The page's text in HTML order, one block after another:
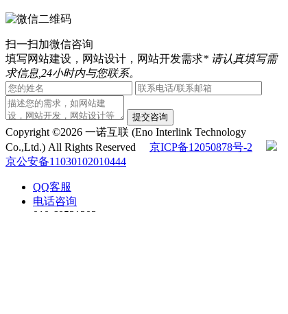
扫一扫加微信咨询
填写网站建设，网站设计，网站开发需求* 请认真填写需
求信息,24小时内与您联系。
提交咨询
Copyright ©2026 一诺互联 (Eno Interlink Technology
Co.,Ltd.) All Rights Reserved 京ICP备12050878号-2
京公安备11030102010444
QQ客服
电话咨询
010-60531203